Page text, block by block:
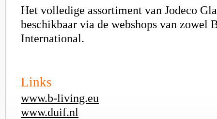
Het volledige assortiment van Jodeco
beschikbaar via de webshops van
International.
Links
www.b-living.eu
www.duif.nl